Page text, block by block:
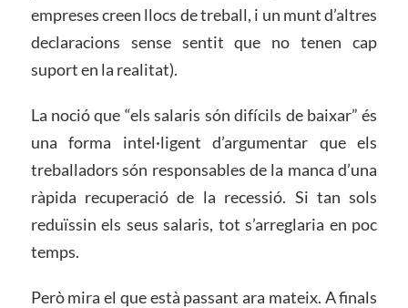
empreses creen llocs de treball, i un munt d’altres
declaracions sense sentit que no tenen cap
suport en la realitat).
La noció que “els salaris són difícils de baixar” és
una forma intel·ligent d’argumentar que els
treballadors són responsables de la manca d’una
ràpida recuperació de la recessió. Si tan sols
reduïssin els seus salaris, tot s’arreglaria en poc
temps.
Però mira el que està passant ara mateix. A finals